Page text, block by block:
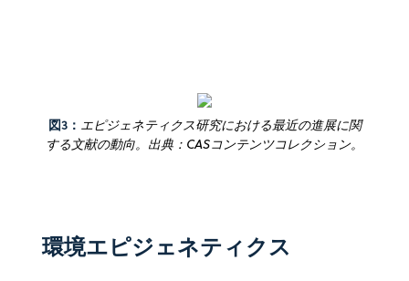
図3： エピジェネティクス研究における最近の進展に関
する文献の動向。出典：CASコンテンツコレクション。
環境エピジェネティクス